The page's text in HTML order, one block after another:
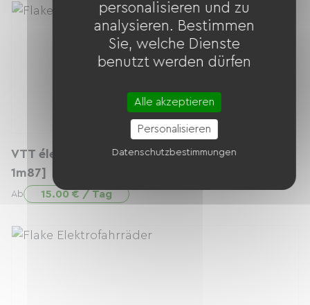
VTT électrique semi-rigide - taille L [1m75-
1m87]
Ab 15.00 € / Tag
personalisieren und zu
analysieren. Bestimmen
Sie, welche Dienste
benutzt werden dürfen
Alle akzeptieren
Personalisieren
Datenschutzbestimmungen